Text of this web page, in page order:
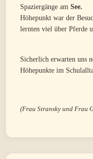
Spaziergänge am See.
Höhepunkt war der
lernten viel über Pferde
Sicherlich erwarten uns
Höhepunkte im
(Frau Stransky und Frau